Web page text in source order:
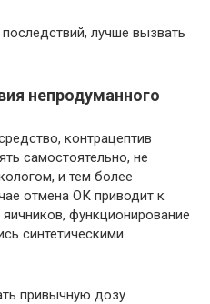
лучше вызвать
непродуманного
контрацептив
самостоятельно, не
и тем более
отмена ОК приводит к
функционирование
синтетическими
привычную дозу